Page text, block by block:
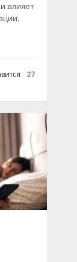
влияет
27